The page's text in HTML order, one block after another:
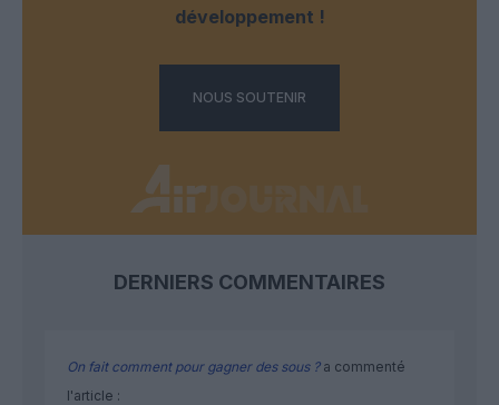
développement !
NOUS SOUTENIR
DERNIERS COMMENTAIRES
On fait comment pour gagner des sous ?a commenté
l'article :